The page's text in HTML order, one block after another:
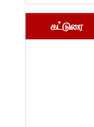
கட்டுரை